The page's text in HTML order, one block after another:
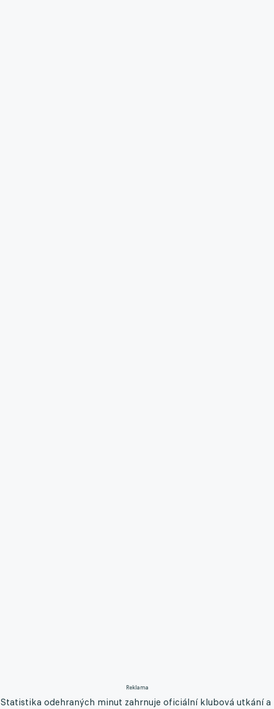
Reklama
Statistika odehraných minut zahrnuje oficiální klubová utkání a